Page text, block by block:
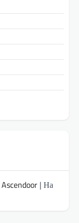
Ascendoor | На